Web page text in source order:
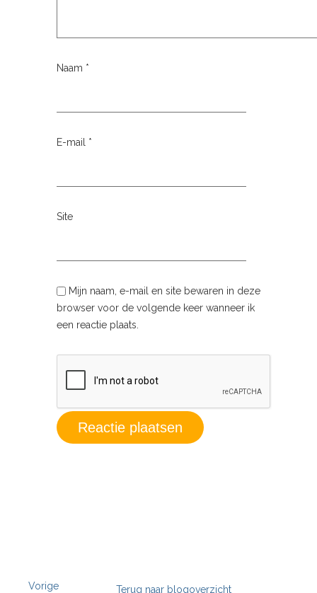
Naam *
E-mail *
Site
Mijn naam, e-mail en site bewaren in deze
browser voor de volgende keer wanneer ik
een reactie plaats.
Vorige Terug naar blogoverzicht